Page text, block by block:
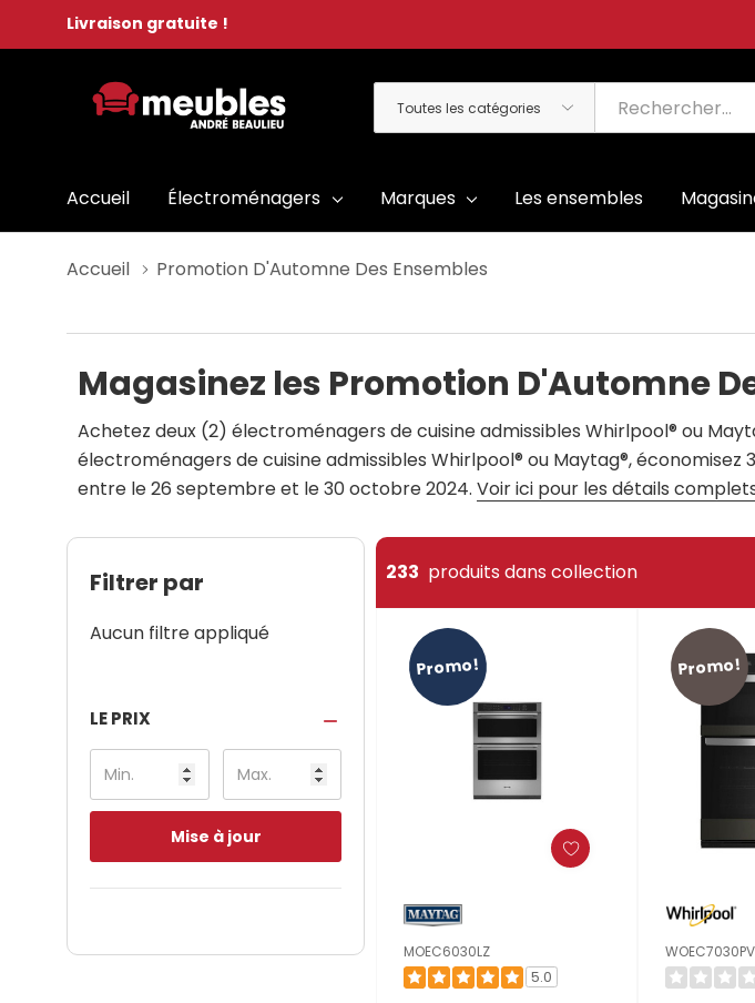
Livraison gratuite !
Toutes
les
Rechercher
Accueil Électroménagers Marques Les ensembles
Accueil Promotion D'Automne Des Ensembles
Magasinez les Promotion D'Automne
Achetez deux (2) électroménagers de cuisine admissibles Whirlpool® ou
électroménagers de cuisine admissibles Whirlpool® ou Maytag®,
entre le 26 septembre et le 30 octobre 2024. Voir ici pour les détails
Filtrer par
Aucun filtre appliqué
LE PRIX
Mise à jour
233 produits dans collection
Promo!
MOEC6030LZ
5.0
Promo!
WOEC7030PV